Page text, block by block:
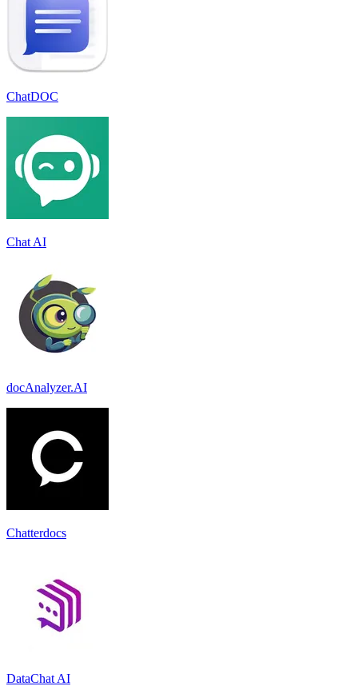
ChatDOC
Chat AI
docAnalyzer.AI
Chatterdocs
DataChat AI